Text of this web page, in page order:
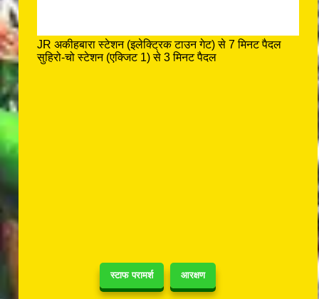
स्टाफ परामर्श आरक्षण
JR अकीहबारा स्टेशन (इलेक्ट्रिक टाउन गेट) से 7 मिनट पैदल
सुहिरो-चो स्टेशन (एक्जिट 1) से 3 मिनट पैदल